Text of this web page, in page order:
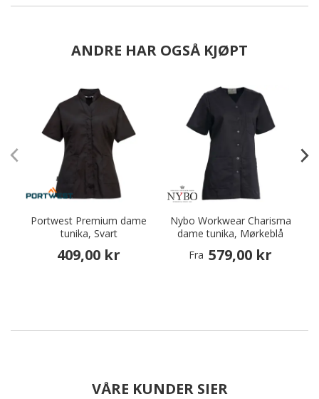
ANDRE HAR OGSÅ KJØPT
Portwest Premium dame
tunika, Svart
409,00 kr
Nybo Workwear Charisma
dame tunika, Mørkeblå
Fra 579,00 kr
VÅRE KUNDER SIER